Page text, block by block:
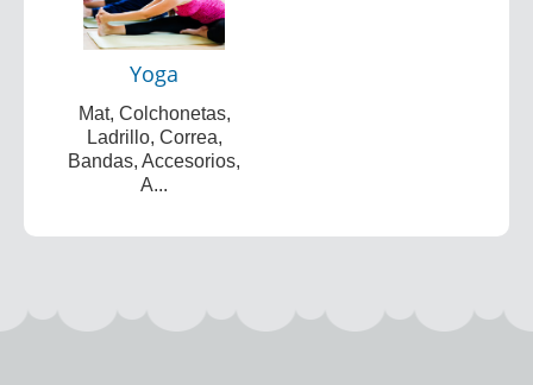
Yoga
Mat, Colchonetas,
Ladrillo, Correa,
Bandas, Accesorios,
A...